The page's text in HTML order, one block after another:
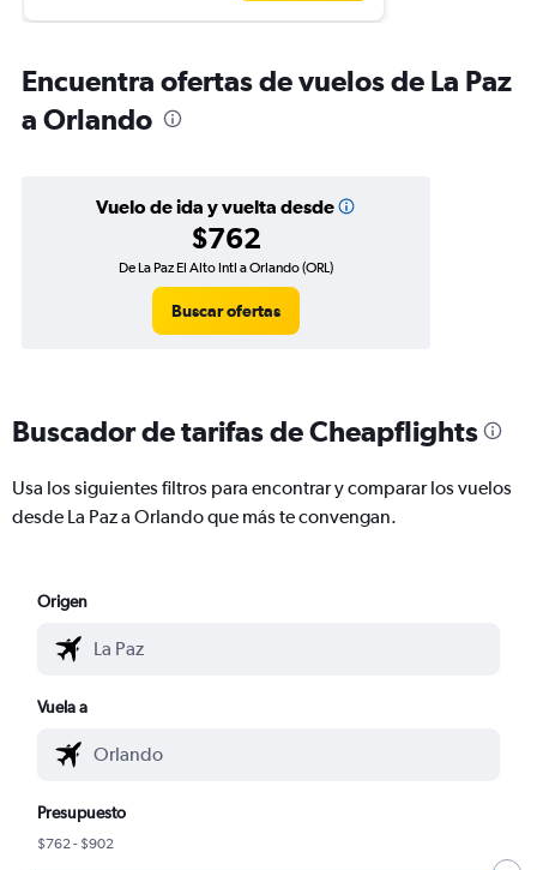
Encuentra ofertas de vuelos de La Paz
a Orlando
Vuelo de ida y vuelta desde
$762
De La Paz El Alto Intl a Orlando (ORL)
Buscar ofertas
Buscador de tarifas de Cheapflights
Usa los siguientes filtros para encontrar y comparar los vuelos
desde La Paz a Orlando que más te convengan.
Origen
Vuela a
Presupuesto
$762 - $902